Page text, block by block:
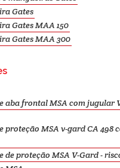
Gates
Gates MAA 150
Gates MAA 300
aba frontal MSA com jugular
proteção MSA v-gard CA 498
de proteção MSA V-Gard -